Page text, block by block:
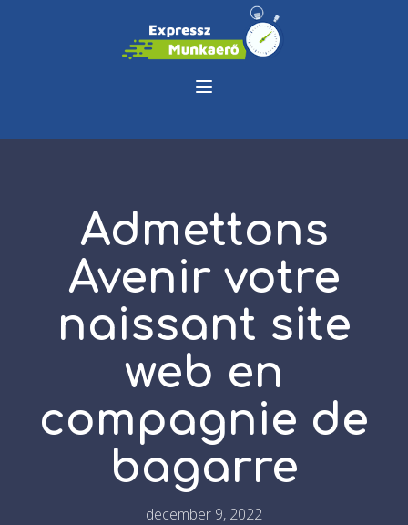
Admettons
Avenir votre
naissant site
web en
compagnie de
bagarre
december 9, 2022